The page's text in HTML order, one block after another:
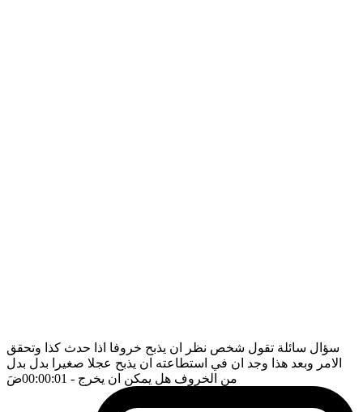
سؤال سائلة تقول شخص نظر ان يذبح خروفا اذا حدث كذا وتحقق
الامر وبعد هذا وجد ان في استطاعته ان يذبح عجلا صغيرا بدل بدل
من الخروف هل يمكن ان يخرج - 00:00:01 ضَ